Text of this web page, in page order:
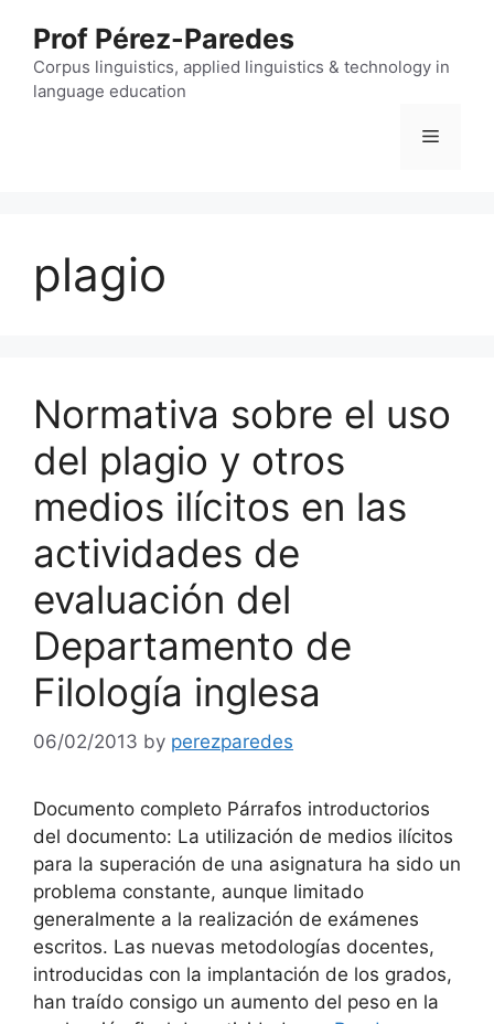
content
Prof Pérez-Paredes
Corpus linguistics, applied linguistics & technology in
language education
Menu
plagio
Normativa sobre el uso
del plagio y otros
medios ilícitos en las
actividades de
evaluación del
Departamento de
Filología inglesa
06/02/2013 by perezparedes
Documento completo Párrafos introductorios
del documento: La utilización de medios ilícitos
para la superación de una asignatura ha sido un
problema constante, aunque limitado
generalmente a la realización de exámenes
escritos. Las nuevas metodologías docentes,
introducidas con la implantación de los grados,
han traído consigo un aumento del peso en la